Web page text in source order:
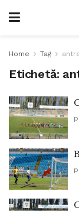
Home Tag
Etichetă: